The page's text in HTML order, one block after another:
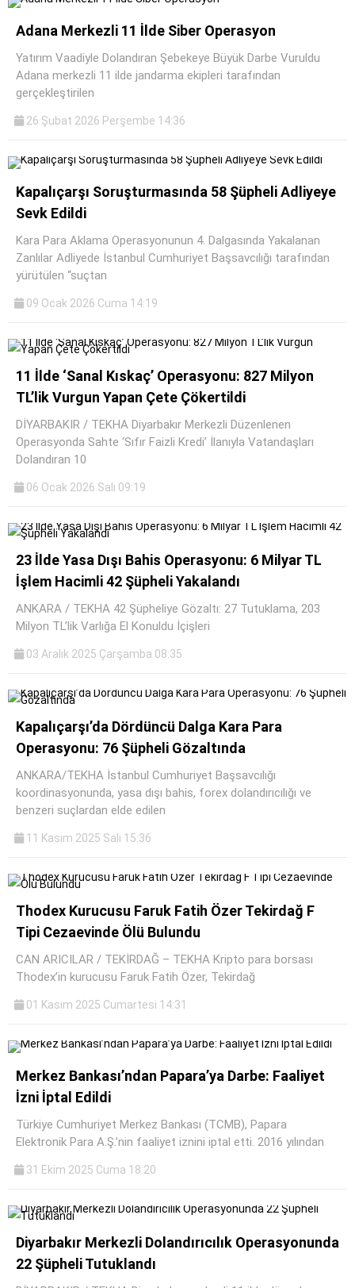
Adana Merkezli 11 İlde Siber Operasyon
Yatırım Vaadiyle Dolandıran Şebekeye Büyük Darbe Vuruldu
Adana merkezli 11 ilde jandarma ekipleri tarafından
gerçekleştirilen
26 Şubat 2026 Perşembe 14:36
Kapalıçarşı Soruşturmasında 58 Şüpheli Adliyeye
Sevk Edildi
Kara Para Aklama Operasyonunun 4. Dalgasında Yakalanan
Zanlılar Adliyede İstanbul Cumhuriyet Başsavcılığı tarafından
yürütülen “suçtan
09 Ocak 2026 Cuma 14:19
11 İlde ‘Sanal Kıskaç’ Operasyonu: 827 Milyon
TL’lik Vurgun Yapan Çete Çökertildi
DİYARBAKIR / TEKHA Diyarbakır Merkezli Düzenlenen
Operasyonda Sahte ‘Sıfır Faizli Kredi’ İlanıyla Vatandaşları
Dolandıran 10
06 Ocak 2026 Salı 09:19
23 İlde Yasa Dışı Bahis Operasyonu: 6 Milyar TL
İşlem Hacimli 42 Şüpheli Yakalandı
ANKARA / TEKHA 42 Şüpheliye Gözaltı: 27 Tutuklama, 203
Milyon TL’lik Varlığa El Konuldu İçişleri
03 Aralık 2025 Çarşamba 08:35
Kapalıçarşı’da Dördüncü Dalga Kara Para
Operasyonu: 76 Şüpheli Gözaltında
ANKARA/TEKHA İstanbul Cumhuriyet Başsavcılığı
koordinasyonunda, yasa dışı bahis, forex dolandırıcılığı ve
benzeri suçlardan elde edilen
11 Kasım 2025 Salı 15:36
Thodex Kurucusu Faruk Fatih Özer Tekirdağ F
Tipi Cezaevinde Ölü Bulundu
CAN ARICILAR / TEKİRDAĞ – TEKHA Kripto para borsası
Thodex’in kurucusu Faruk Fatih Özer, Tekirdağ
01 Kasım 2025 Cumartesi 14:31
Merkez Bankası’ndan Papara’ya Darbe: Faaliyet
İzni İptal Edildi
Türkiye Cumhuriyet Merkez Bankası (TCMB), Papara
Elektronik Para A.Ş.’nin faaliyet iznini iptal etti. 2016 yılından
31 Ekim 2025 Cuma 18:20
Diyarbakır Merkezli Dolandırıcılık Operasyonunda
22 Şüpheli Tutuklandı